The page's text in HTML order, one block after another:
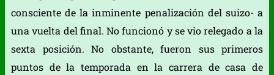
consciente de la inminente penalización del suizo- a
una vuelta del final. No funcionó y se vio relegado a la
sexta posición. No obstante, fueron sus primeros
puntos de la temporada en la carrera de casa de